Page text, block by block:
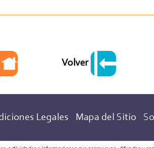
Volver
Legales Mapa del Sitio